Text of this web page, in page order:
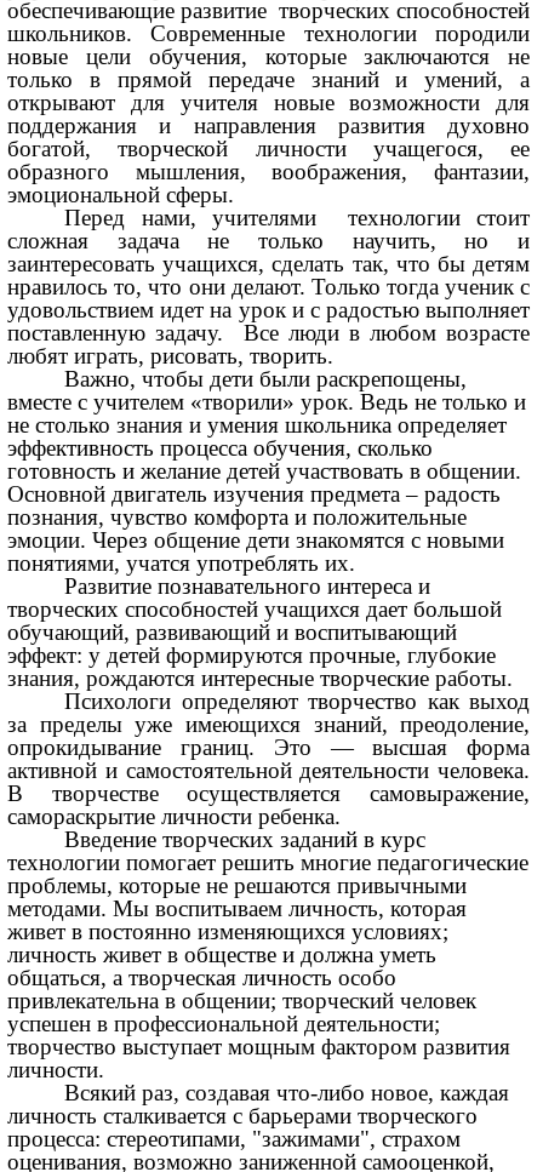
обеспечивающие развитие творческих способностей
школьников. Современные технологии породили
новые цели обучения, которые заключаются не
только в прямой передаче знаний и умений, а
открывают для учителя новые возможности для
поддержания и направления развития духовно
богатой, творческой личности учащегося, ее
образного мышления, воображения, фантазии,
эмоциональной сферы.
Перед нами, учителями технологии стоит
сложная задача не только научить, но и
заинтересовать учащихся, сделать так, что бы детям
нравилось то, что они делают. Только тогда ученик с
удовольствием идет на урок и с радостью выполняет
поставленную задачу. Все люди в любом возрасте
любят играть, рисовать, творить.
Важно, чтобы дети были раскрепощены,
вместе с учителем «творили» урок. Ведь не только и
не столько знания и умения школьника определяет
эффективность процесса обучения, сколько
готовность и желание детей участвовать в общении.
Основной двигатель изучения предмета – радость
познания, чувство комфорта и положительные
эмоции. Через общение дети знакомятся с новыми
понятиями, учатся употреблять их.
Развитие познавательного интереса и
творческих способностей учащихся дает большой
обучающий, развивающий и воспитывающий
эффект: у детей формируются прочные, глубокие
знания, рождаются интересные творческие работы.
Психологи определяют творчество как выход
за пределы уже имеющихся знаний, преодоление,
опрокидывание границ. Это — высшая форма
активной и самостоятельной деятельности человека.
В творчестве осуществляется самовыражение,
самораскрытие личности ребенка.
Введение творческих заданий в курс
технологии помогает решить многие педагогические
проблемы, которые не решаются привычными
методами. Мы воспитываем личность, которая
живет в постоянно изменяющихся условиях;
личность живет в обществе и должна уметь
общаться, а творческая личность особо
привлекательна в общении; творческий человек
успешен в профессиональной деятельности;
творчество выступает мощным фактором развития
личности.
Всякий раз, создавая что-либо новое, каждая
личность сталкивается с барьерами творческого
процесса: стереотипами, "зажимами", страхом
оценивания, возможно заниженной самооценкой,